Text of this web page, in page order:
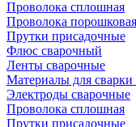
Проволока сплошная
Проволока порошковая
Прутки присадочные
Флюс сварочный
Ленты сварочные
Материалы для сварки
Электроды сварочные
Проволока сплошная
Прутки присадочные